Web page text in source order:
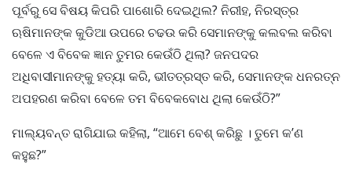
ପୂର୍ବରୁ ସେ ବିଷୟ କିପରି ପାଶୋରି ଦେଇଥିଲ? ନିରୀହ, ନିରସ୍ତ୍ର
ଋଷିମାନଙ୍କ କୁଡିଆ ଉପରେ ଚଢଉ କରି ସେମାନଙ୍କୁ କଲବଲ କରିବା
ବେଳେ ଏ ବିବେକ ଜ୍ଞାନ ତୁମର କେଉଁଠି ଥିଲା? ଜନପଦର
ଅଧିବାସୀମାନଙ୍କୁ ହତ୍ୟା କରି, ଭୀତତ୍ରସ୍ତ କରି, ସେମାନଙ୍କ ଧନରତ୍ନ
ଅପହରଣ କରିବା ବେଳେ ତମ ବିବେକବୋଧ ଥିଲା କେଉଁଠି?”
ମାଲ୍ୟବନ୍ତ ରାଗିଯାଇ କହିଲା, “ଆମେ ବେଶ୍ କରିଛୁ । ତୁମେ କ’ଣ
କହୁଛ?”